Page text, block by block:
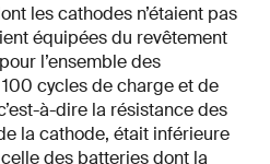
les cathodes n’étaient pas
équipées du revêtement
l’ensemble des
cycles de charge et de
à-dire la résistance des
la cathode, était inférieure
des batteries dont la